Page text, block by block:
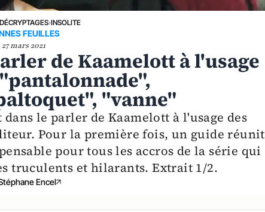
›INSOLITE
FEUILLES
27 mars 2021
de Kaamelott à l'usage
"vanne"
le parler de Kaamelott à l'usage des
Pour la première fois, un guide réunit
pour tous les accros de la série qui
truculents et hilarants. Extrait 1/2.
Encel